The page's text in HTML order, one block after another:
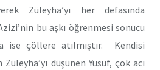
Züleyha’yı her defasında
bu aşkı öğrenmesi sonucu
ise çöllere atılmıştır. Kendisi
düşünen Yusuf, çok acı